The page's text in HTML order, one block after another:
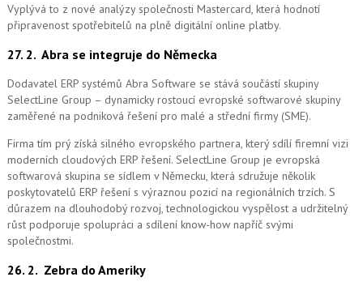
Vyplývá to z nové analýzy společnosti Mastercard, která hodnotí
připravenost spotřebitelů na plně digitální online platby.
27. 2. Abra se integruje do Německa
Dodavatel ERP systémů Abra Software se stává součástí skupiny
SelectLine Group – dynamicky rostoucí evropské softwarové skupiny
zaměřené na podniková řešení pro malé a střední firmy (SME).
Firma tím prý získá silného evropského partnera, který sdílí firemní vizi
moderních cloudových ERP řešení. SelectLine Group je evropská
softwarová skupina se sídlem v Německu, která sdružuje několik
poskytovatelů ERP řešení s výraznou pozicí na regionálních trzích. S
důrazem na dlouhodobý rozvoj, technologickou vyspělost a udržitelný
růst podporuje spolupráci a sdílení know-how napříč svými
společnostmi.
26. 2. Zebra do Ameriky